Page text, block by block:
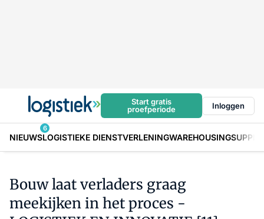
Start gratis
proefperiode
Inloggen
NIEUWS
6
LOGISTIEKE DIENSTVERLENINGWAREHOUSING
Bouw laat verladers graag
meekijken in het proces -